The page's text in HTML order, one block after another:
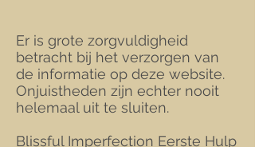
Er is grote zorgvuldigheid
betracht bij het verzorgen van
de informatie op deze website.
Onjuistheden zijn echter nooit
helemaal uit te sluiten.
Blissful Imperfection Eerste Hulp